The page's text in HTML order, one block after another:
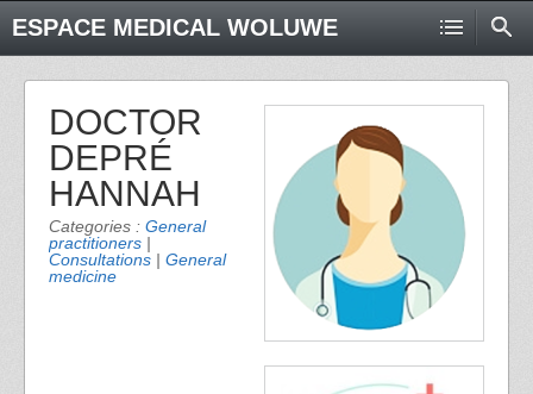
ESPACE MEDICAL WOLUWE
DOCTOR
DEPRÉ
HANNAH
Categories : General
practitioners |
Consultations | General
medicine